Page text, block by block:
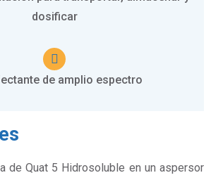
dosificar
de amplio espectro
de Quat 5 Hidrosoluble en un aspersor